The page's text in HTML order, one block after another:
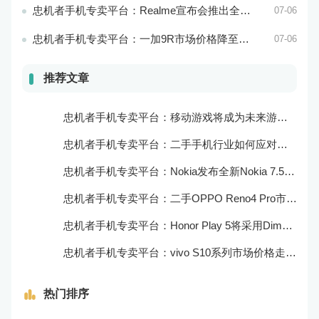
忠机者手机专卖平台：Realme宣布会推出全新Realme X10 Max 5G 07-06
忠机者手机专卖平台：一加9R市场价格降至2000元以下 07-06
推荐文章
忠机者手机专卖平台：移动游戏将成为未来游戏市场的重要组成部分
忠机者手机专卖平台：二手手机行业如何应对大数据的应用
忠机者手机专卖平台：Nokia发布全新Nokia 7.5，搭载大电池和优化相机
忠机者手机专卖平台：二手OPPO Reno4 Pro市场价格持续上涨
忠机者手机专卖平台：Honor Play 5将采用Dimensity 800U芯片
忠机者手机专卖平台：vivo S10系列市场价格走势平稳
热门排序